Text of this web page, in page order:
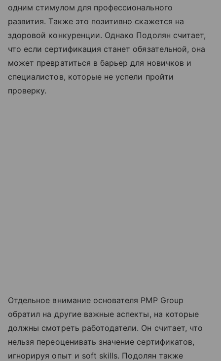
одним стимулом для профессионального
развития. Также это позитивно скажется на
здоровой конкуренции. Однако Подолян считает,
что если сертификация станет обязательной, она
может превратиться в барьер для новичков и
специалистов, которые не успели пройти
проверку.
Отдельное внимание основателя PMP Group
обратил на другие важные аспекты, на которые
должны смотреть работодатели. Он считает, что
нельзя переоценивать значение сертификатов,
игнорируя опыт и soft skills. Подолян также